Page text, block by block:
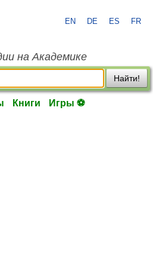
EN DE ES FR
на Академике
Найти!
Книги Игры ⚽